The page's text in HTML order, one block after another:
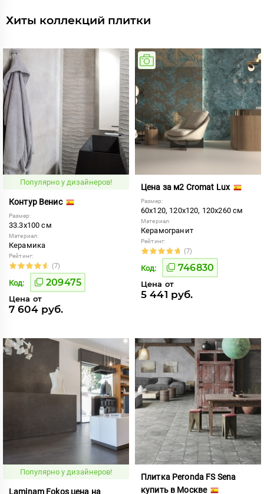
Хиты коллекций плитки
Популярно у дизайнеров!
Контур Венис
Размер:
33.3x100 см
Материал:
Керамика
Рейтинг:
(7)
Код: 209475
Цена от
7 604 руб.
Цена за м2 Cromat Lux
Размер:
60x120, 120x120, 120x260 см
Материал:
Керамогранит
Рейтинг:
(7)
Код: 746830
Цена от
5 441 руб.
Популярно у дизайнеров!
Laminam Fokos цена на
Плитка Peronda FS Sena
купить в Москве